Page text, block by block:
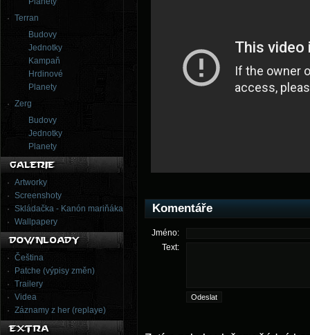
Terran
Budovy
Jednotky
Kampaň
Hrdinové
Planety
Zerg
Budovy
Jednotky
Planety
Artworky
Screenshoty
Skládačka - Kanón mariňáka
Wallpapery
Čeština
Patche (výpisy změn)
Trailery
Videa
Záznamy z her (replaye)
Komentáře
Jméno:
Text: